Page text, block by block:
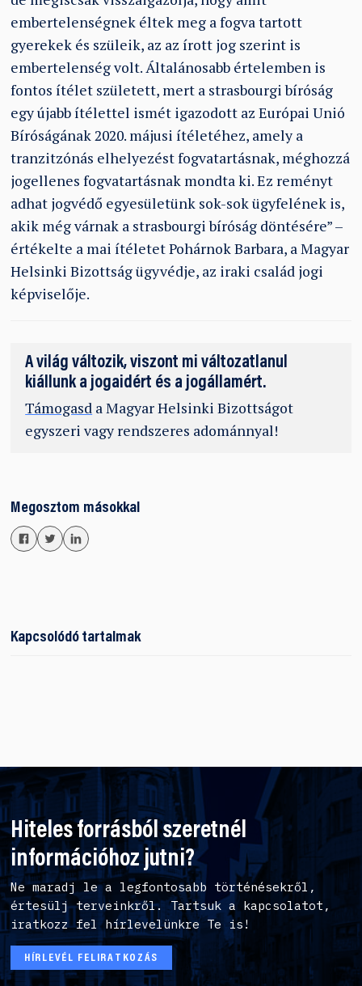
embertelenségnek éltek meg a fogva tartott
gyerekek és szüleik, az az írott jog szerint is
embertelenség volt. Általánosabb értelemben is
fontos ítélet született, mert a strasbourgi bíróság
egy újabb ítélettel ismét igazodott az Európai Unió
Bíróságának 2020. májusi ítéletéhez, amely a
tranzitzónás elhelyezést fogvatartásnak, méghozzá
jogellenes fogvatartásnak mondta ki. Ez reményt
adhat jogvédő egyesületünk sok-sok ügyfelének is,
akik még várnak a strasbourgi bíróság döntésére” –
értékelte a mai ítéletet Pohárnok Barbara, a Magyar
Helsinki Bizottság ügyvédje, az iraki család jogi
képviselője.
A világ változik, viszont mi változatlanul
kiállunk a jogaidért és a jogállamért.
Támogasd a Magyar Helsinki Bizottságot
egyszeri vagy rendszeres adománnyal!
Megosztom másokkal
Kapcsolódó tartalmak
Hiteles forrásból szeretnél
információhoz jutni?
Ne maradj le a legfontosabb történésekről,
értesülj terveinkről. Tartsuk a kapcsolatot,
iratkozz fel hírlevelünkre Te is!
HÍRLEVÉL FELIRATKOZÁS